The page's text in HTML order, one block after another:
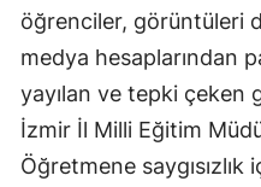
öğrenciler, görüntüleri
medya hesaplarından
yayılan ve tepki çeken
İzmir İl Milli Eğitim
Öğretmene